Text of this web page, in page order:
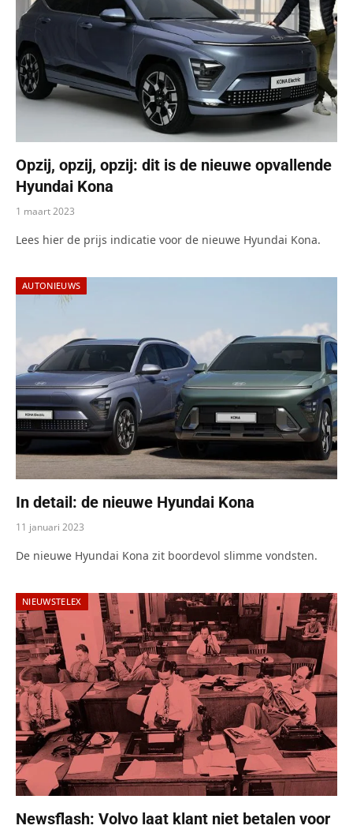
Opzij, opzij, opzij: dit is de nieuwe opvallende
Hyundai Kona
1 maart 2023
Lees hier de prijs indicatie voor de nieuwe Hyundai Kona.
AUTONIEUWS
In detail: de nieuwe Hyundai Kona
11 januari 2023
De nieuwe Hyundai Kona zit boordevol slimme vondsten.
NIEUWSTELEX
Newsflash: Volvo laat klant niet betalen voor